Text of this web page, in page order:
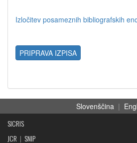
Izločitev posameznih bibliografskih
PRIPRAVA IZPISA
Slovenščina |
SICRIS
JCR | SNIP